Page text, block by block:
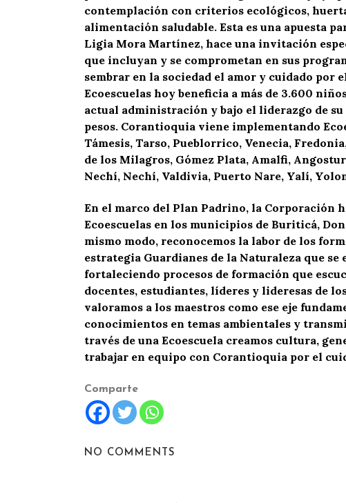
contemplación con criterios ecológicos,
alimentación saludable. Esta es una apuesta
Ligia Mora Martínez, hace una invitación
que incluyan y se comprometan en sus
sembrar en la sociedad el amor y cuidado
Ecoescuelas hoy beneficia a más de 3.600
actual administración y bajo el liderazgo de
pesos. Corantioquia viene implementando
Támesis, Tarso, Pueblorrico, Venecia,
de los Milagros, Gómez Plata, Amalfi,
Nechí, Nechí, Valdivia, Puerto Nare, Yalí,
En el marco del Plan Padrino, la Corporación
Ecoescuelas en los municipios de Buriticá,
mismo modo, reconocemos la labor de los
estrategia Guardianes de la Naturaleza que
fortaleciendo procesos de formación que
docentes, estudiantes, líderes y lideresas de
valoramos a los maestros como ese eje
conocimientos en temas ambientales y
través de una Ecoescuela creamos cultura,
trabajar en equipo con Corantioquia por el
Comparte
NO COMMENTS